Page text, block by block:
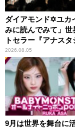
ダイアモンド✡ユカ
みに読んでみて」世
トセラー『アナスタ
紹介
2026.08.05
9月は世界を舞台に